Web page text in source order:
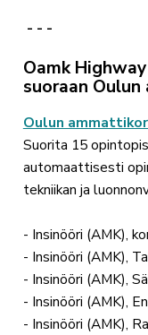
- - -
Oamk
suoraan
Oulun
Suorita 15
automaattisesti
tekniikan ja
- Insinööri (AMK),
- Insinööri (AMK),
- Insinööri (AMK),
- Insinööri (AMK),
- Insinööri (AMK),